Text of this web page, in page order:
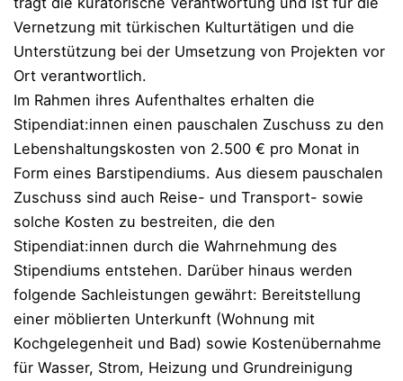
Vernetzung mit türkischen Kulturtätigen und die
Unterstützung bei der Umsetzung von Projekten vor
Ort verantwortlich.
Im Rahmen ihres Aufenthaltes erhalten die
Stipendiat:innen einen pauschalen Zuschuss zu den
Lebenshaltungskosten von 2.500 € pro Monat in
Form eines Barstipendiums. Aus diesem pauschalen
Zuschuss sind auch Reise- und Transport- sowie
solche Kosten zu bestreiten, die den
Stipendiat:innen durch die Wahrnehmung des
Stipendiums entstehen. Darüber hinaus werden
folgende Sachleistungen gewährt: Bereitstellung
einer möblierten Unterkunft (Wohnung mit
Kochgelegenheit und Bad) sowie Kostenübernahme
für Wasser, Strom, Heizung und Grundreinigung